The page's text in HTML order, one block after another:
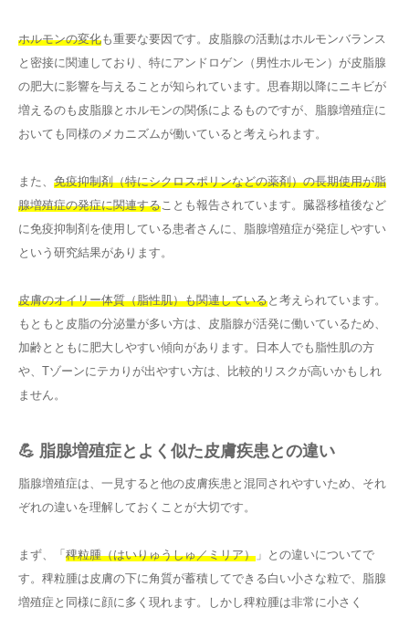
ホルモンの変化も重要な要因です。皮脂腺の活動はホルモンバランス
と密接に関連しており、特にアンドロゲン（男性ホルモン）が皮脂腺
の肥大に影響を与えることが知られています。思春期以降にニキビが
増えるのも皮脂腺とホルモンの関係によるものですが、脂腺増殖症に
おいても同様のメカニズムが働いていると考えられます。
また、 免疫抑制剤（特にシクロスポリンなどの薬剤）の長期使用が脂
腺増殖症の発症に関連することも報告されています。臓器移植後など
に免疫抑制剤を使用している患者さんに、脂腺増殖症が発症しやすい
という研究結果があります。
皮膚のオイリー体質（脂性肌）も関連していると考えられています。
もともと皮脂の分泌量が多い方は、皮脂腺が活発に働いているため、
加齢とともに肥大しやすい傾向があります。日本人でも脂性肌の方
や、Tゾーンにテカりが出やすい方は、比較的リスクが高いかもしれ
ません。
💪 脂腺増殖症とよく似た皮膚疾患との違い
脂腺増殖症は、一見すると他の皮膚疾患と混同されやすいため、それ
ぞれの違いを理解しておくことが大切です。
まず、「 稗粒腫（はいりゅうしゅ／ミリア） 」との違いについてで
す。稗粒腫は皮膚の下に角質が蓄積してできる白い小さな粒で、脂腺
増殖症と同様に顔に多く現れます。しかし稗粒腫は非常に小さく